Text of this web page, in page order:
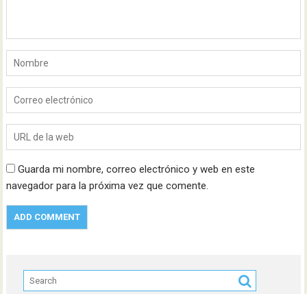
Guarda mi nombre, correo electrónico y web en este
navegador para la próxima vez que comente.